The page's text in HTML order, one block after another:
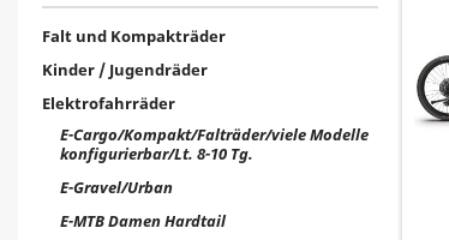
Falt und Kompakträder
Kinder / Jugendräder
Elektrofahrräder
E-Cargo/Kompakt/Falträder/viele Modelle
konfigurierbar/Lt. 8-10 Tg.
E-Gravel/Urban
E-MTB Damen Hardtail